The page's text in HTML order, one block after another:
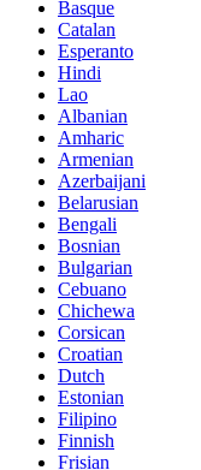
Basque
Catalan
Esperanto
Hindi
Lao
Albanian
Amharic
Armenian
Azerbaijani
Belarusian
Bengali
Bosnian
Bulgarian
Cebuano
Chichewa
Corsican
Croatian
Dutch
Estonian
Filipino
Finnish
Frisian